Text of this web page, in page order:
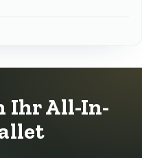
Ihr All-In-